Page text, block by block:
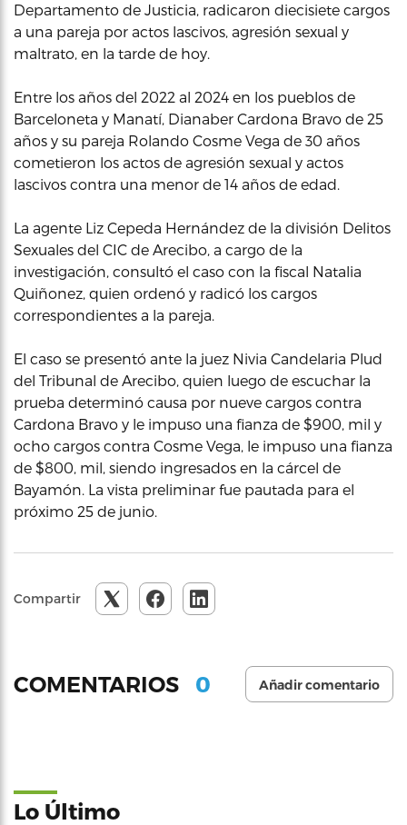
Departamento de Justicia, radicaron diecisiete cargos
a una pareja por actos lascivos, agresión sexual y
maltrato, en la tarde de hoy.
Entre los años del 2022 al 2024 en los pueblos de
Barceloneta y Manatí, Dianaber Cardona Bravo de 25
años y su pareja Rolando Cosme Vega de 30 años
cometieron los actos de agresión sexual y actos
lascivos contra una menor de 14 años de edad.
La agente Liz Cepeda Hernández de la división Delitos
Sexuales del CIC de Arecibo, a cargo de la
investigación, consultó el caso con la fiscal Natalia
Quiñonez, quien ordenó y radicó los cargos
correspondientes a la pareja.
El caso se presentó ante la juez Nivia Candelaria Plud
del Tribunal de Arecibo, quien luego de escuchar la
prueba determinó causa por nueve cargos contra
Cardona Bravo y le impuso una fianza de $900, mil y
ocho cargos contra Cosme Vega, le impuso una fianza
de $800, mil, siendo ingresados en la cárcel de
Bayamón. La vista preliminar fue pautada para el
próximo 25 de junio.
Compartir
COMENTARIOS 0 Añadir comentario
Lo Último